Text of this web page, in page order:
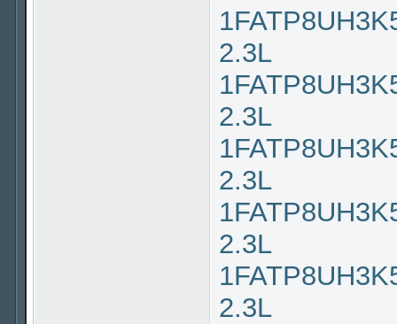
2.3L
2.3L
2.3L
2.3L
2.3L